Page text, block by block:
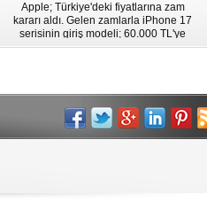
Apple; Türkiye'deki fiyatlarına zam
kararı aldı. Gelen zamlarla iPhone 17
serisinin giriş modeli; 60.000 TL'ye
dayanırken, Pro Max 189.000 TL